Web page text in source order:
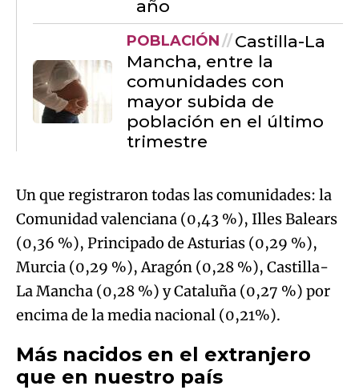
año
POBLACIÓN
Castilla-La
Mancha, entre la
comunidades con
mayor subida de
población en el último
trimestre
Un que registraron todas las comunidades: la
Comunidad valenciana (0,43 %), Illes Balears
(0,36 %), Principado de Asturias (0,29 %),
Murcia (0,29 %), Aragón (0,28 %), Castilla-
La Mancha (0,28 %) y Cataluña (0,27 %) por
encima de la media nacional (0,21%).
Más nacidos en el extranjero
que en nuestro país